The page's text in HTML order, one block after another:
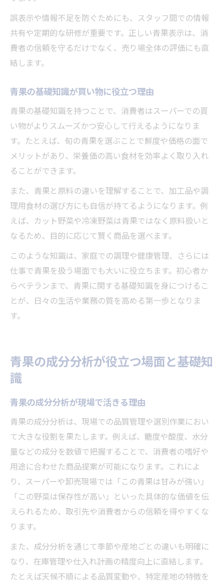
誤表示や情報不足を防ぐためにも、スタッフ間での情報
共有や定期的な研修が重要です。正しい青果表示は、消
費者の信頼を守るだけでなく、売り場全体の評価にも直
結します。
青果の基礎知識が買い物に役立つ理由
青果の基礎知識を持つことで、消費者はスーパーでの買
い物がよりスムーズかつ安心して行えるようになりま
す。たとえば、旬の青果を選ぶことで鮮度や価格の面で
メリットがあり、栄養価の高い食材を効率よく取り入れ
ることができます。
また、青果と原料の違いを理解することで、加工品や調
理用食材の選び方にも自信が持てるようになります。例
えば、カット野菜や冷凍野菜は青果ではなく原料扱いと
なるため、目的に応じて賢く商品を選べます。
このような知識は、家庭での調理や健康管理、さらには
仕事で青果を扱う場面でも大いに役立ちます。初心者か
らベテランまで、青果に関する基礎知識を身につけるこ
とが、日々の生活や業務の質を高める第一歩となりま
す。
青果の成分分析が役立つ場面と基礎知
識
青果の成分分析が現場で活きる理由
青果の成分分析は、現場での品質管理や選別作業におい
て大きな役割を果たします。例えば、糖度や酸度、水分
量などの成分を数値で把握することで、消費者の嗜好や
用途に合わせた商品提案が可能になります。これによ
り、スーパーや卸売現場では「この青果は甘みが強い」
「この野菜は保存性が高い」といった具体的な価値を伝
えられるため、取引先や消費者からの信頼を得やすくな
ります。
また、成分分析を通じて季節や産地ごとの違いも明確に
なり、在庫管理や仕入れ計画の精度向上に直結します。
たとえば天候不順による品質変動や、特定産地の特徴を